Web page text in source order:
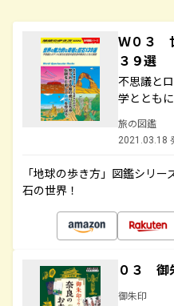
Ｗ０３
３９選
不思議と
学ととも
旅の図鑑
2021.03.18
「地球の歩き方」図鑑シリ
石の世界！
０３ 御
御朱印